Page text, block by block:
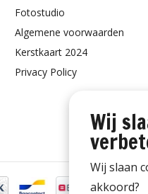
Fotostudio
Algemene voorwaarden
Kerstkaart 2024
Privacy Policy
Wij
Wij slaan
akkoord?